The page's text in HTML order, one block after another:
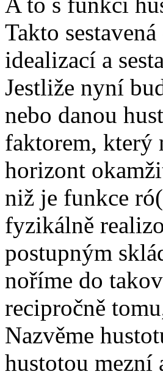
Takto
idealizací a
Jestliže nyní
nebo danou
faktorem, který
horizont
niž je funkce
fyzikálně
postupným
noříme do
recipročně
Nazvěme
hustotou